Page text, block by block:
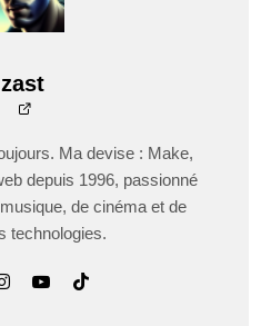
zast
Ma devise : Make,
depuis 1996, passionné
de cinéma et de
technologies.